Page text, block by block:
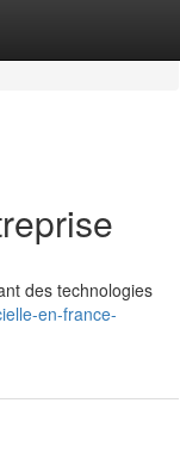
des technologies
en-france-